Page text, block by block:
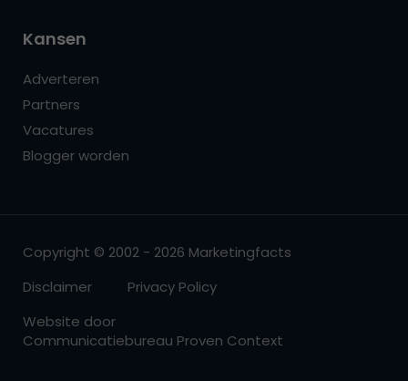
Kansen
Adverteren
Partners
Vacatures
Blogger worden
Copyright © 2002 - 2026 Marketingfacts
Disclaimer
Privacy Policy
Website door
Communicatiebureau Proven Context